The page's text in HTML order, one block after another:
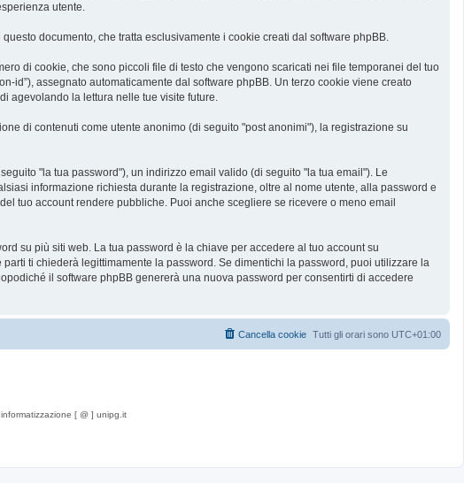
utente.
documento, che tratta esclusivamente i cookie creati dal software phpBB.
di cookie, che sono piccoli file di testo che vengono scaricati nei file temporanei del tuo
id”), assegnato automaticamente dal software phpBB. Un terzo cookie viene creato
agevolando la lettura nelle tue visite future.
di contenuti come utente anonimo (di seguito "post anonimi"), la registrazione su
"la tua password"), un indirizzo email valido (di seguito "la tua email"). Le
informazione richiesta durante la registrazione, oltre al nome utente, alla password e
tuo account rendere pubbliche. Puoi anche scegliere se ricevere o meno email
su più siti web. La tua password è la chiave per accedere al tuo account su
ti chiederà legittimamente la password. Se dimentichi la password, puoi utilizzare la
il software phpBB genererà una nuova password per consentirti di accedere
Tutti gli orari sono UTC+01:00
Cancella cookie
[ @ ] unipg.it